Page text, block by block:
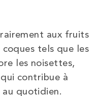
aux fruits
coques tels que les
les noisettes,
contribue à
au quotidien.